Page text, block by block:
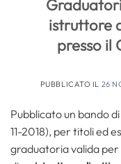
istruttore
presso il
PUBBLICATO IL 26
Pubblicato un bando di
11-2018), per titoli ed
graduatoria valida per